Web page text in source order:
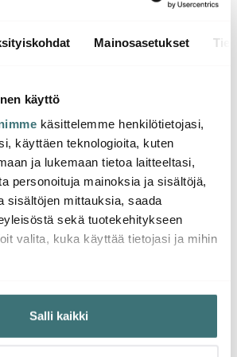
Mainosasetukset
käyttö
käsittelemme henkilötietojasi,
käyttäen teknologioita, kuten
ja lukemaan tietoa laitteeltasi,
personoituja mainoksia ja sisältöjä,
sisältöjen mittauksia, saada
sekä tuotekehitykseen
valita, kuka käyttää tietojasi ja mihin
myös tehdä seuraavia:
sijainnistasi,
metrin tarkkuudella
Salli kaikki
Mattamusta
95.99 €
Saatavilla
pitää myös näistä